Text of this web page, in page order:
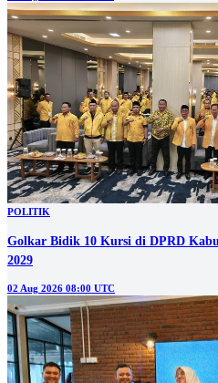
POLITIK
Golkar Bidik 10 Kursi di DPRD
2029
02 Aug 2026 08:00 UTC